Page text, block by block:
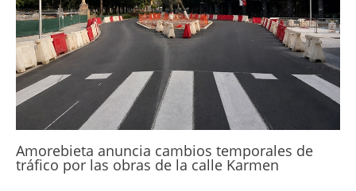
Amorebieta anuncia cambios temporales de
tráfico por las obras de la calle Karmen